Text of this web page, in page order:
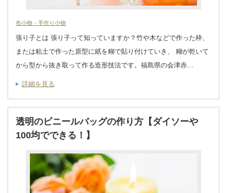
布小物・手作り小物
張り子とは 張り子って知っていますか？竹や木などで作った枠、
または粘土で作った原型に紙を糊で貼り付けていき、 糊が乾いて
から型から抜き取って作る造形技法です。福島県の会津赤…
詳細を見る
透明のビニールバッグの作り方【ダイソーや
100均でできる！】